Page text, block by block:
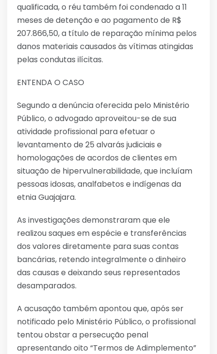
qualificada, o réu também foi condenado a 11
meses de detenção e ao pagamento de R$
207.866,50, a título de reparação mínima pelos
danos materiais causados às vítimas atingidas
pelas condutas ilícitas.
ENTENDA O CASO
Segundo a denúncia oferecida pelo Ministério
Público, o advogado aproveitou-se de sua
atividade profissional para efetuar o
levantamento de 25 alvarás judiciais e
homologações de acordos de clientes em
situação de hipervulnerabilidade, que incluíam
pessoas idosas, analfabetos e indígenas da
etnia Guajajara.
As investigações demonstraram que ele
realizou saques em espécie e transferências
dos valores diretamente para suas contas
bancárias, retendo integralmente o dinheiro
das causas e deixando seus representados
desamparados.
A acusação também apontou que, após ser
notificado pelo Ministério Público, o profissional
tentou obstar a persecução penal
apresentando oito “Termos de Adimplemento”